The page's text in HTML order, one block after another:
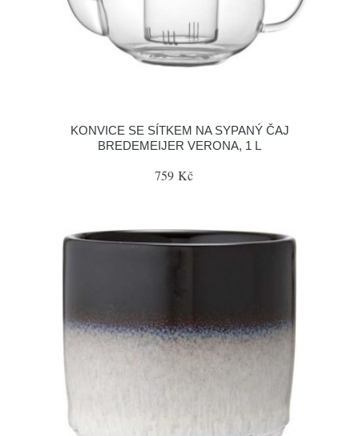
KONVICE SE SÍTKEM NA SYPANÝ ČAJ
BREDEMEIJER VERONA, 1 L
759 Kč